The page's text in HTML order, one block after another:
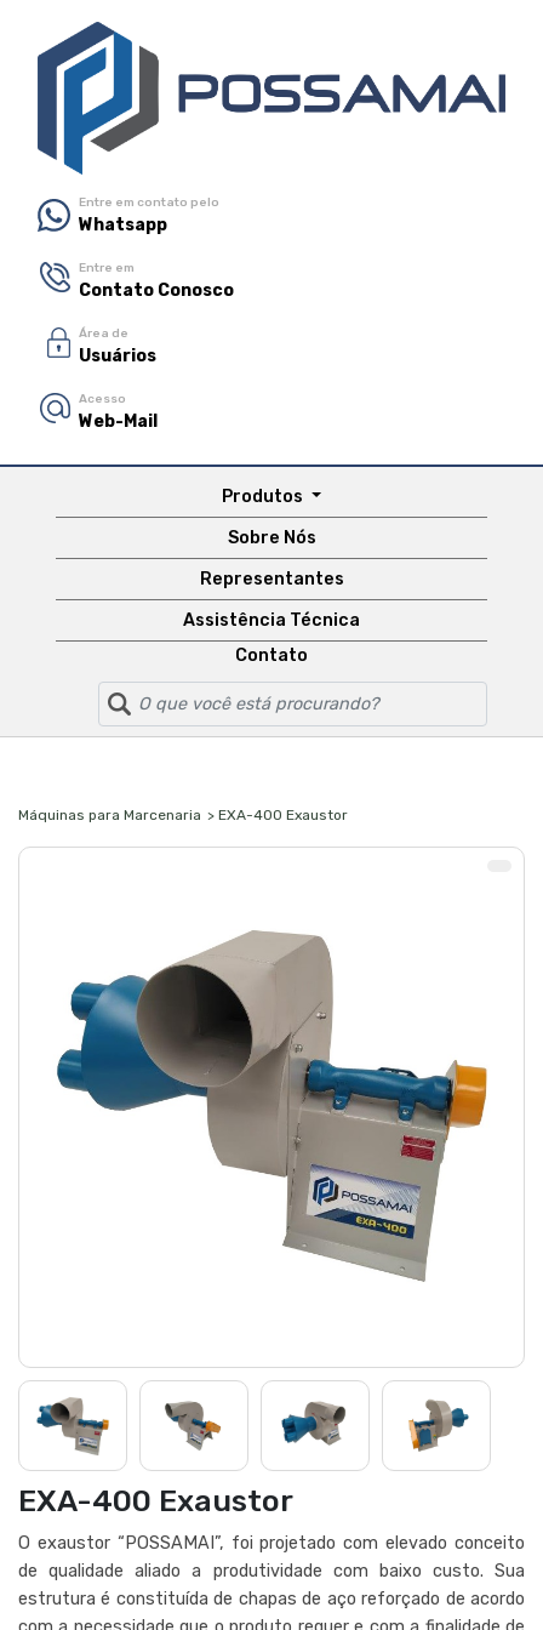
Entre em contato pelo
Whatsapp
Entre em
Contato Conosco
Área de
Usuários
Acesso
Web-Mail
Produtos
Sobre Nós
Representantes
Assistência Técnica
Contato
Máquinas para Marcenaria > EXA-400 Exaustor
EXA-400 Exaustor
O exaustor “POSSAMAI”, foi projetado com elevado conceito
de qualidade aliado a produtividade com baixo custo. Sua
estrutura é constituída de chapas de aço reforçado de acordo